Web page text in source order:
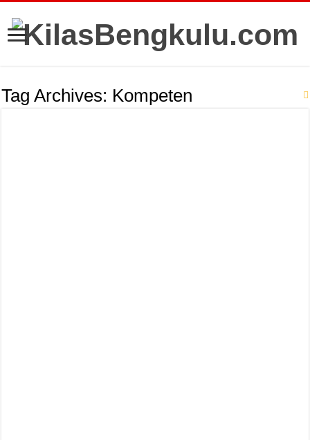
Tag Archives: Kompeten